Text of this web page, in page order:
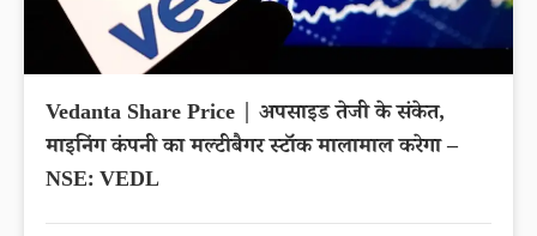
Vedanta Share Price | अपसाइड तेजी के संकेत,
माइनिंग कंपनी का मल्टीबैगर स्टॉक मालामाल करेगा –
NSE: VEDL